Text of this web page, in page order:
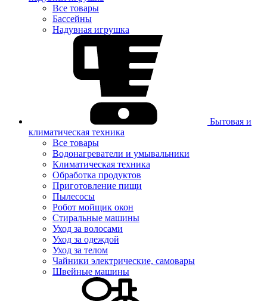
Все товары
Бассейны
Надувная игрушка
Бытовая и
климатическая техника
Все товары
Водонагреватели и умывальники
Климатическая техника
Обработка продуктов
Приготовление пищи
Пылесосы
Робот мойщик окон
Стиральные машины
Уход за волосами
Уход за одеждой
Уход за телом
Чайники электрические, самовары
Швейные машины